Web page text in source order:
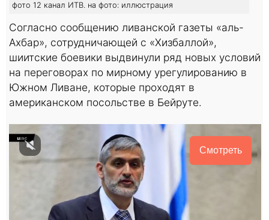
фото 12 канал ИТВ. на фото: иллюстрация
Согласно сообщению ливанской газеты «аль-
Ахбар», сотрудничающей с «Хизбаллой»,
шиитские боевики выдвинули ряд новых условий
на переговорах по мирному урегулированию в
Южном Ливане, которые проходят в
американском посольстве в Бейруте.
Смотреть